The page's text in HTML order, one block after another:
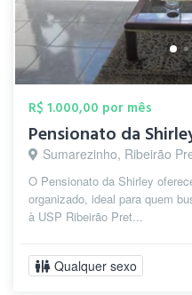
R$ 1.000,00 por mês
Pensionato da
Sumarezinho, Ribeirão
O Pensionato da Shirley
organizado, ideal para quem
à USP Ribeirão Pret...
Qualquer sexo